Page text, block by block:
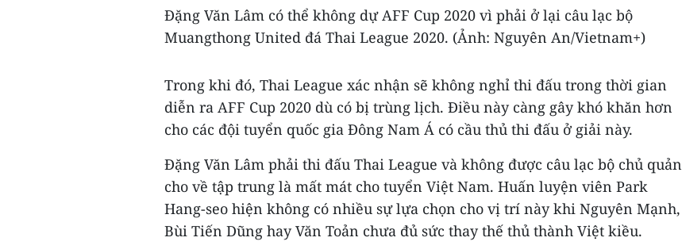
Đặng Văn Lâm có thể không dự AFF Cup 2020 vì phải ở lại câu lạc bộ
Muangthong United đá Thai League 2020. (Ảnh: Nguyên An/Vietnam+)
Trong khi đó, Thai League xác nhận sẽ không nghỉ thi đấu trong thời gian
diễn ra AFF Cup 2020 dù có bị trùng lịch. Điều này càng gây khó khăn hơn
cho các đội tuyển quốc gia Đông Nam Á có cầu thủ thi đấu ở giải này.
Đặng Văn Lâm phải thi đấu Thai League và không được câu lạc bộ chủ quản
cho về tập trung là mất mát cho tuyển Việt Nam. Huấn luyện viên Park
Hang-seo hiện không có nhiều sự lựa chọn cho vị trí này khi Nguyên Mạnh,
Bùi Tiến Dũng hay Văn Toản chưa đủ sức thay thế thủ thành Việt kiều.